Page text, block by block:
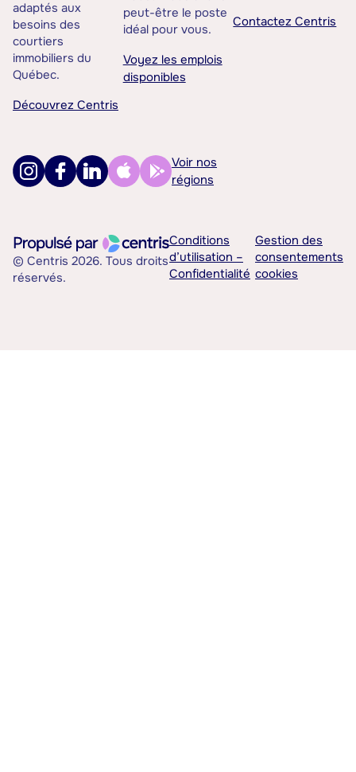
adaptés aux
besoins des
courtiers
immobiliers du
Québec.
Découvrez Centris
peut-être le poste
idéal pour vous.
Voyez les emplois
disponibles
Contactez Centris
Voir nos
régions
© Centris 2026. Tous droits
réservés.
Conditions
d’utilisation –
Confidentialité
Gestion des
consentements
cookies